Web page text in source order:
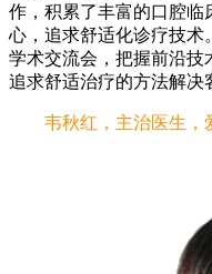
作，积累了丰富的口腔临
心，追求舒适化诊疗技术
学术交流会，把握前沿技
追求舒适治疗的方法解决
韦秋红，主治医生，